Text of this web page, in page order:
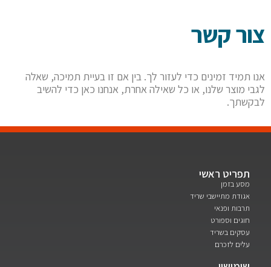
צור קשר
אנו תמיד זמינים כדי לעזור לך. בין אם זו בעיית תמיכה, שאלה
לגבי מוצר שלנו, או כל שאילה אחרת, אנחנו כאן כדי להשיב
לבקשתך.
תפריט ראשי
מסע בזמן
אגודת מתיישבי שריד
תרבות ופנאי
חוגים וספורט
עסקים בשריד
עלים לזכרם